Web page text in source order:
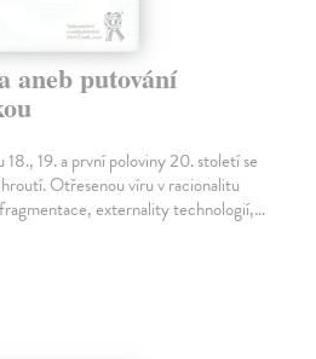
aneb putování
18., 19. a první poloviny 20. století se
Otřesenou víru v racionalitu
externality technologií,…